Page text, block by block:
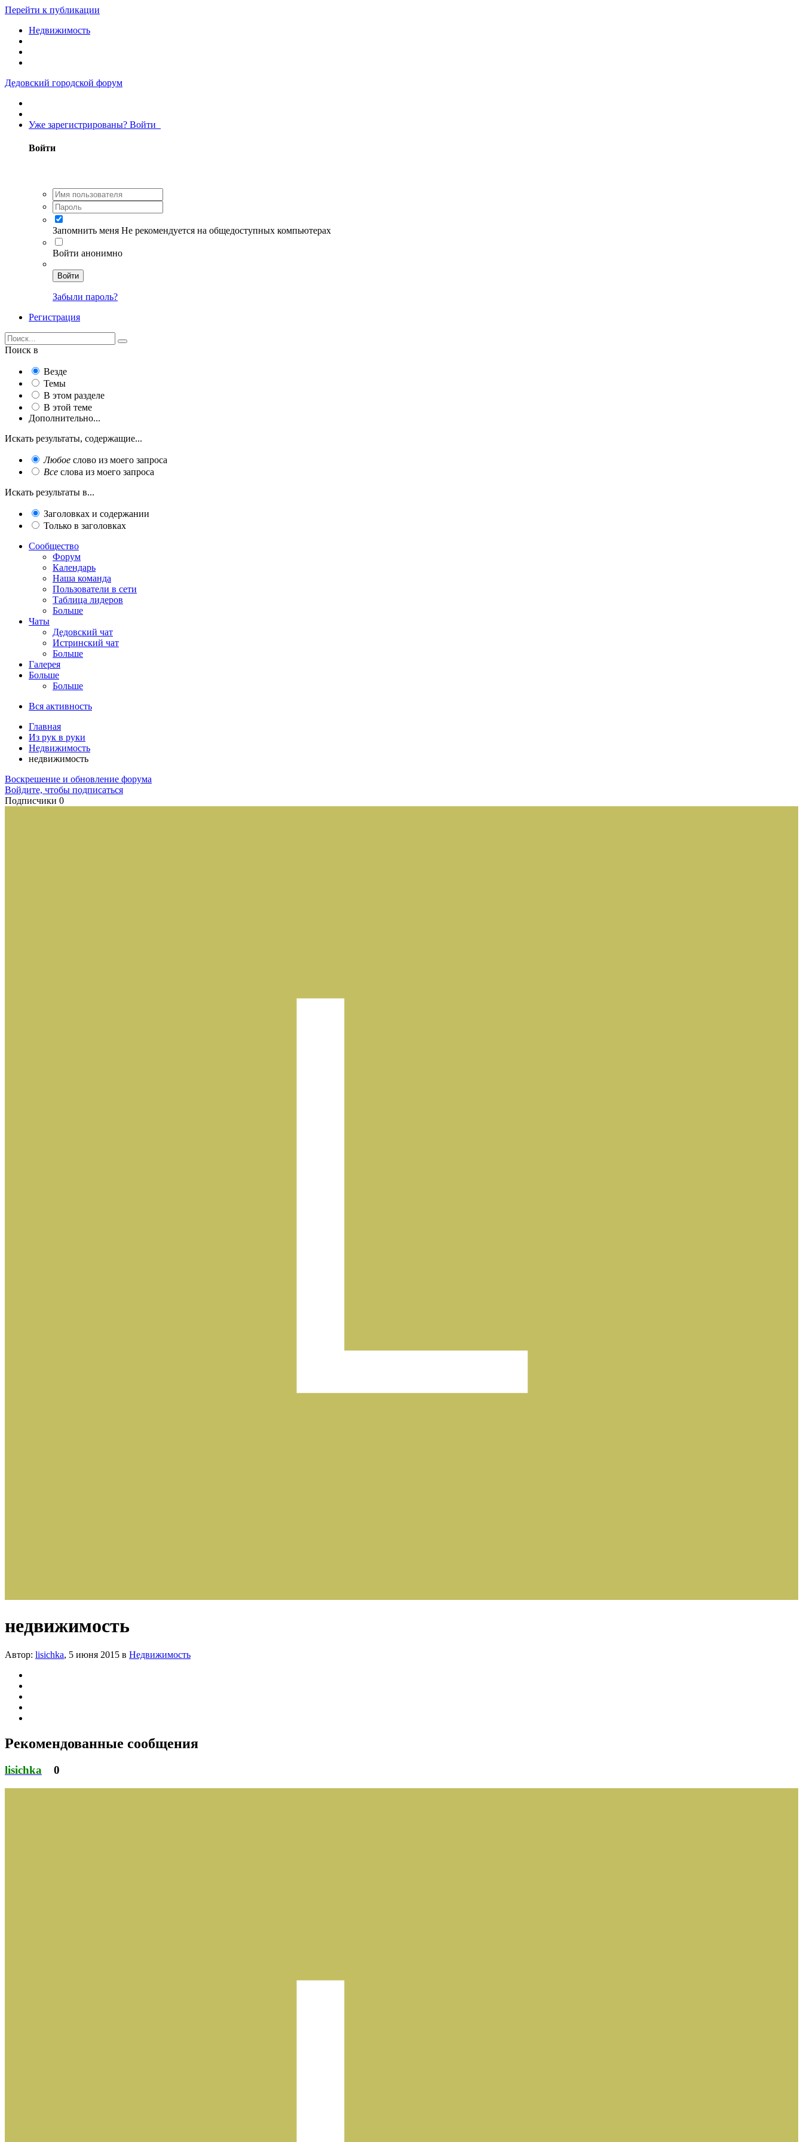
Перейти к публикации
Недвижимость
Дедовский городской форум
Уже зарегистрированы? Войти
Войти
Запомнить меня Не рекомендуется на общедоступных компьютерах
Войти анонимно
Войти
Забыли пароль?
Регистрация
Поиск в
Везде
Темы
В этом разделе
В этой теме
Дополнительно...
Искать результаты, содержащие...
Любое слово из моего запроса
Все слова из моего запроса
Искать результаты в...
Заголовках и содержании
Только в заголовках
Сообщество
Форум
Календарь
Наша команда
Пользователи в сети
Таблица лидеров
Больше
Чаты
Дедовский чат
Истринский чат
Больше
Галерея
Больше
Больше
Вся активность
Главная
Из рук в руки
Недвижимость
недвижимость
Воскрешение и обновление форума
Войдите, чтобы подписаться
Подписчики 0
недвижимость
Автор: lisichka, 5 июня 2015 в Недвижимость
Рекомендованные сообщения
lisichka 0